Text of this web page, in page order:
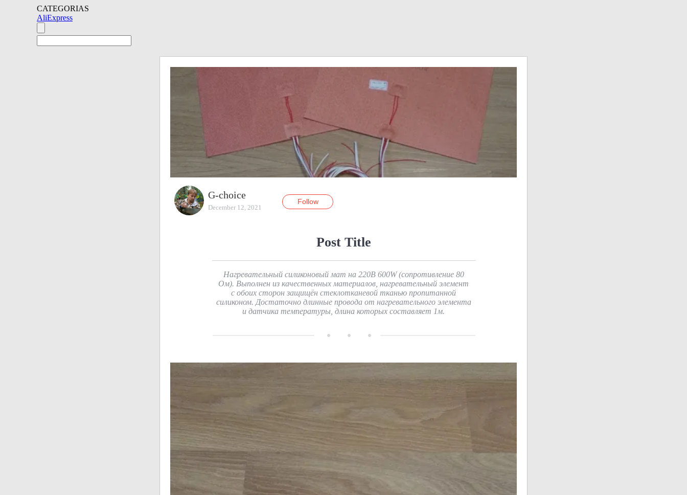
CATEGORIAS
AliExpress
G-choice
December 12, 2021
Follow
Post Title
Нагревательный силиконовый мат на 220В 600W (сопротивление 80
Ом). Выполнен из качественных материалов, нагревательный элемент
с обоих сторон защищён стеклотканевой тканью пропитанной
силиконом. Достаточно длинные провода от нагревательного элемента
и датчика температуры, длина которых составляет 1м.